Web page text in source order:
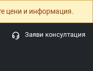
цени и информация.
Заяви консултация